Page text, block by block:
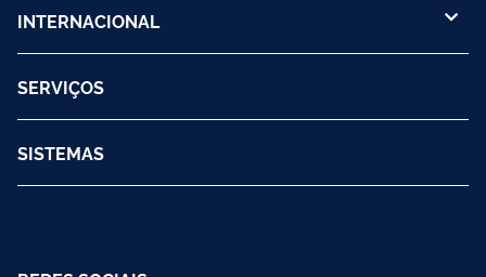
INTERNACIONAL
SERVIÇOS
SISTEMAS